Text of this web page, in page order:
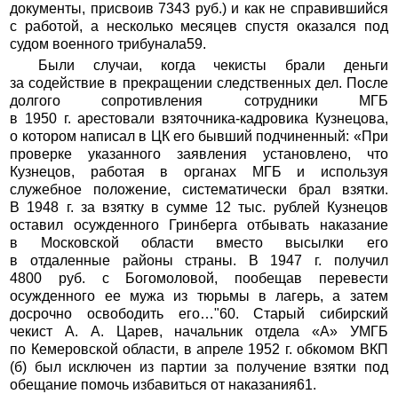
документы, присвоив 7343 руб.) и как не справившийся
с работой, а несколько месяцев спустя оказался под
судом военного трибунала59.
Были случаи, когда чекисты брали деньги
за содействие в прекращении следственных дел. После
долгого сопротивления сотрудники МГБ
в 1950 г. арестовали взяточника-кадровика Кузнецова,
о котором написал в ЦК его бывший подчиненный: «При
проверке указанного заявления установлено, что
Кузнецов, работая в органах МГБ и используя
служебное положение, систематически брал взятки.
В 1948 г. за взятку в сумме 12 тыс. рублей Кузнецов
оставил осужденного Гринберга отбывать наказание
в Московской области вместо высылки его
в отдаленные районы страны. В 1947 г. получил
4800 руб. с Богомоловой, пообещав перевести
осужденного ее мужа из тюрьмы в лагерь, а затем
досрочно освободить его…"60. Старый сибирский
чекист А. А. Царев, начальник отдела «А» УМГБ
по Кемеровской области, в апреле 1952 г. обкомом ВКП
(б) был исключен из партии за получение взятки под
обещание помочь избавиться от наказания61.